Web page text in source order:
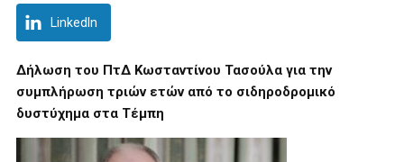
LinkedIn
Δήλωση του ΠτΔ Κωσταντίνου Τασούλα για την
συμπλήρωση τριών ετών από το σιδηροδρομικό
δυστύχημα στα Τέμπη